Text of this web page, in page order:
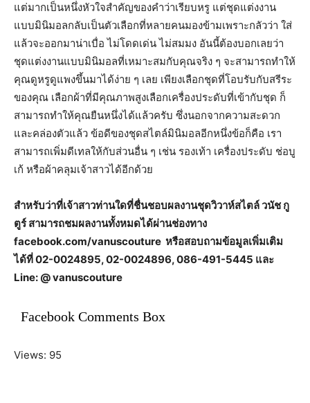
แต่มากเป็นหนึ่งหัวใจสำคัญของคำว่าเรียบหรู แต่ชุดแต่งงาน
แบบมินิมอลกลับเป็นตัวเลือกที่หลายคนมองข้ามเพราะกลัวว่า ใส่
แล้วจะออกมาน่าเบื่อ ไม่โดดเด่น ไม่สมมง อันนี้ต้องบอกเลยว่า
ชุดแต่งงานแบบมินิมอลที่เหมาะสมกับคุณจริง ๆ จะสามารถทำให้
คุณดูหรูดูแพงขึ้นมาได้ง่าย ๆ เลย เพียงเลือกชุดที่โอบรับกับสรีระ
ของคุณ เลือกผ้าที่มีคุณภาพสูงเลือกเครื่องประดับที่เข้ากับชุด ก็
สามารถทำให้คุณยืนหนึ่งได้แล้วครับ ซึ่งนอกจากความสะดวก
และคล่องตัวแล้ว ข้อดีของชุดสไตล์มินิมอลอีกหนึ่งข้อก็คือ เรา
สามารถเพิ่มดีเทลให้กับส่วนอื่น ๆ เช่น รองเท้า เครื่องประดับ ช่อบู
เก้ หรือผ้าคลุมเจ้าสาวได้อีกด้วย
สำหรับว่าที่เจ้าสาวท่านใดที่ชื่นชอบผลงานชุดวิวาห์สไตล์ วนัช กู
ตูร์ สามารถชมผลงานทั้งหมดได้ผ่านช่องทาง
facebook.com/vanuscouture หรือสอบถามข้อมูลเพิ่มเติม
ได้ที่ 02-0024895, 02-0024896, 086-491-5445 และ
Line: @ vanuscouture
Facebook Comments Box
Views: 95